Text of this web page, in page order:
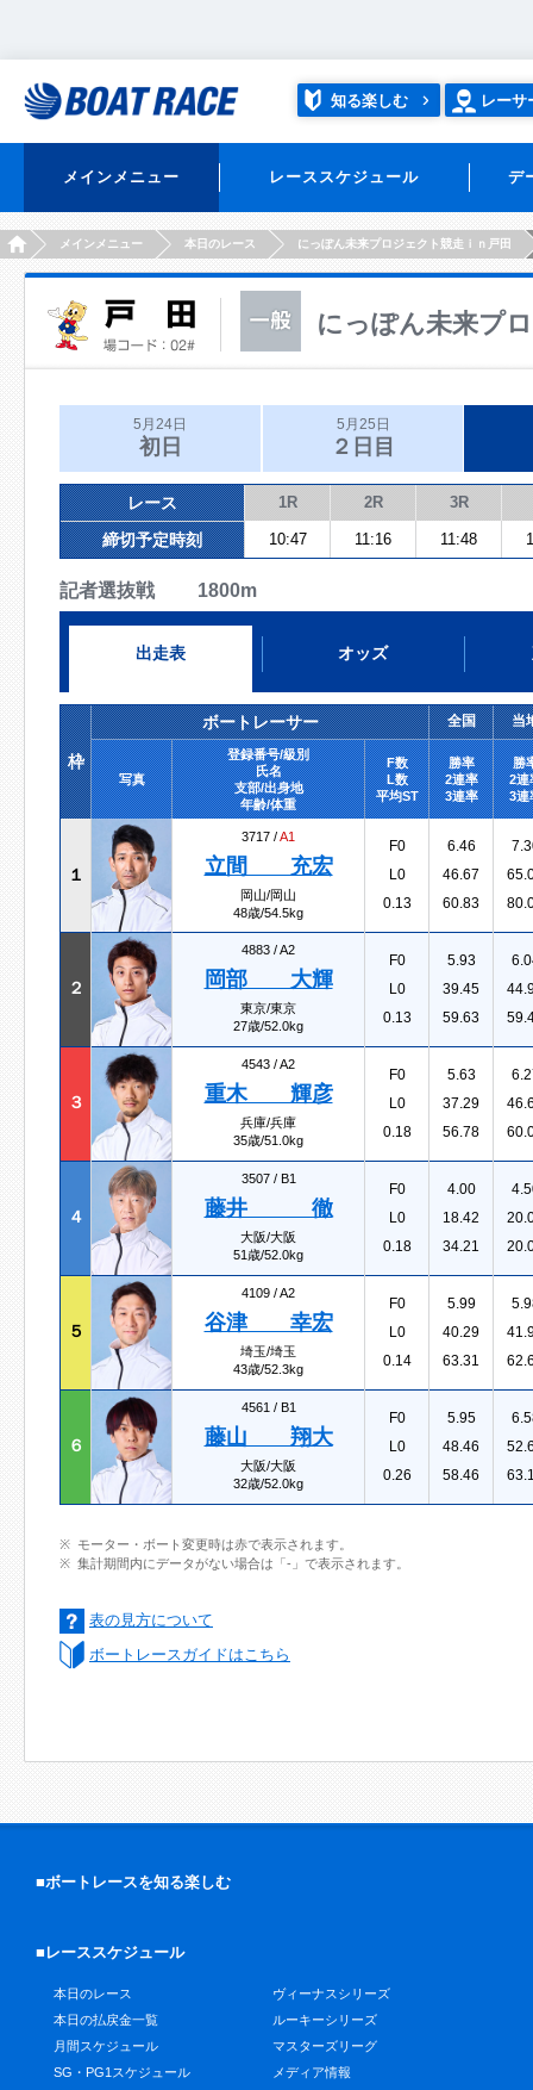
知る楽しむ レーサ
メインメニュー レーススケジュール デ
HOMEメインメニュー 本日のレース にっぽん未来プロジェクト競走ｉｎ戸田
にっぽん未来プ
5月24日
初日
5月25日
２日目
レース 1R 2R 3R
締切予定時刻 10:47 11:16 11:48
記者選抜戦 1800m
出走表 オッズ
枠
ボートレーサー 全国 当
写真
登録番号/級別
氏名
支部/出身地
年齢/体重
F数
L数
平均ST
勝率
2連率
3連率
勝
2連
3連
１
3717 /A1
立間 充宏
岡山/岡山
48歳/54.5kg
F0
L0
0.13
6.46
46.67
60.83
２
4883 /A2
岡部 大輝
東京/東京
27歳/52.0kg
F0
L0
0.13
5.93
39.45
59.63
３
4543 /A2
重木 輝彦
兵庫/兵庫
35歳/51.0kg
F0
L0
0.18
5.63
37.29
56.78
４
3507 / B1
藤井 徹
大阪/大阪
51歳/52.0kg
F0
L0
0.18
4.00
18.42
34.21
５
4109 /A2
谷津 幸宏
埼玉/埼玉
43歳/52.3kg
F0
L0
0.14
5.99
40.29
63.31
６
4561 / B1
藤山 翔大
大阪/大阪
32歳/52.0kg
F0
L0
0.26
5.95
48.46
58.46
モーター・ボート変更時は赤で表示されます。
集計期間内にデータがない場合は「-」で表示されます。
表の見方について
ボートレースガイドはこちら
■ボートレースを知る楽しむ
■レーススケジュール
本日のレース
本日の払戻金一覧
月間スケジュール
SG・PG1スケジュール
ヴィーナスシリーズ
ルーキーシリーズ
マスターズリーグ
メディア情報